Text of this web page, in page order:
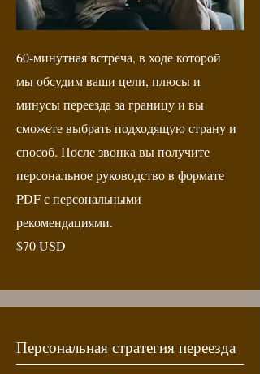
60-минутная встреча, в ходе которой
мы обсудим ваши цели, плюсы и
минусы переезда за границу и вы
сможете выбрать подходящую страну и
способ. После звонка вы получите
персональное руководство в формате
PDF с персональными
рекомендациями.
$70 USD
Персональная стратегия переезда